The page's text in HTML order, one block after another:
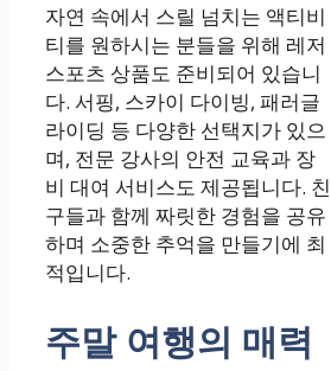
자연 속에서 스릴 넘치는 액티비
티를 원하시는 분들을 위해 레저
스포츠 상품도 준비되어 있습니
다. 서핑, 스카이 다이빙, 패러글
라이딩 등 다양한 선택지가 있으
며, 전문 강사의 안전 교육과 장
비 대여 서비스도 제공됩니다. 친
구들과 함께 짜릿한 경험을 공유
하며 소중한 추억을 만들기에 최
적입니다.
주말 여행의 매력